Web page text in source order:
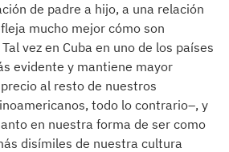
de padre a hijo, a una relación
mucho mejor cómo son
vez en Cuba en uno de los países
evidente y mantiene mayor
al resto de nuestros
todo lo contrario–, y
en nuestra forma de ser como
disímiles de nuestra cultura